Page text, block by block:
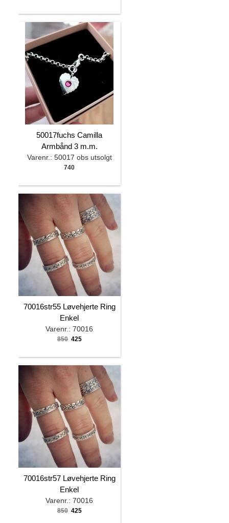
50017fuchs Camilla
Armbånd 3 m.m.
Varenr.: 50017 obs utsolgt
740
70016str55 Løvehjerte Ring
Enkel
Varenr.: 70016
850 425
70016str57 Løvehjerte Ring
Enkel
Varenr.: 70016
850 425